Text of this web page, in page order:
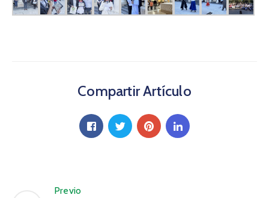
Compartir Artículo
Previo